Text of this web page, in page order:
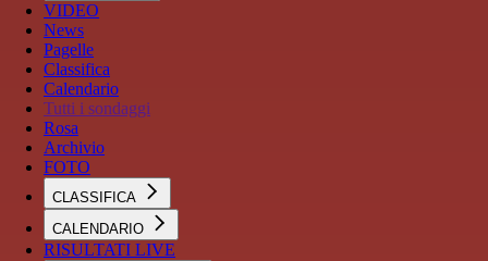
VIDEO
News
Pagelle
Classifica
Calendario
Tutti i sondaggi
Rosa
Archivio
FOTO
CLASSIFICA
CALENDARIO
RISULTATI LIVE